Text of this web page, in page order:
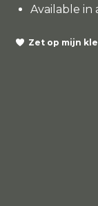
Available in
Zet op mijn